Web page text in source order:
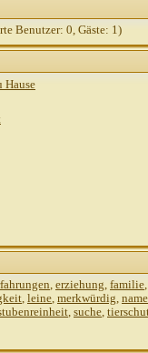
Benutzer: 0, Gäste: 1)
Hause
, erziehung, familie
, leine, merkwürdig,
, suche,